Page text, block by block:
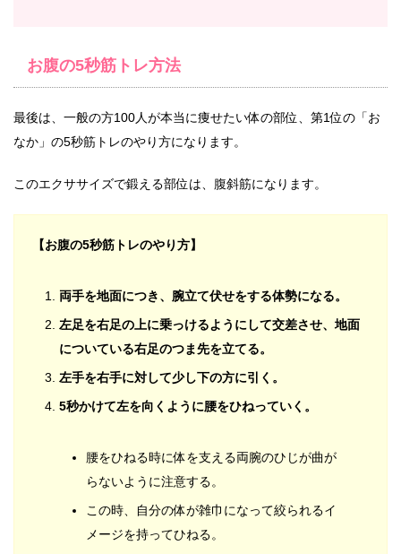
お腹の5秒筋トレ方法
最後は、一般の方100人が本当に痩せたい体の部位、第1位の「お
なか」の5秒筋トレのやり方になります。
このエクササイズで鍛える部位は、腹斜筋になります。
【お腹の5秒筋トレのやり方】
両手を地面につき、腕立て伏せをする体勢になる。
左足を右足の上に乗っけるようにして交差させ、地面
についている右足のつま先を立てる。
左手を右手に対して少し下の方に引く。
5秒かけて左を向くように腰をひねっていく。
腰をひねる時に体を支える両腕のひじが曲が
らないように注意する。
この時、自分の体が雑巾になって絞られるイ
メージを持ってひねる。